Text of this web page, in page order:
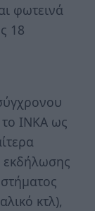
φωτεινά
18
ΙΝΚΑ ως
εκδήλωσης
κτλ),